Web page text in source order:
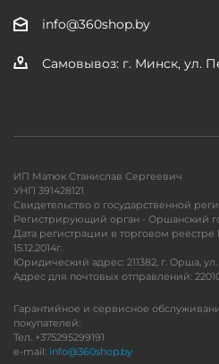
info@360shop.by
Самовывоз: г. Минск, ул.
ИП Матюк Станислав Сергеевич
УНП 391428121
Свидетельство о государственной
Регистрирующий орган - Оршанский
Дата регистрации в торговом реестре
15.12.2014г.
Юридический адрес: 211382, г. Орша,
Адрес для почтовых отправлений:
Гарантийное и сервисное
покупателей:
Тел. +375295299191
e-mail: info@360shop.by